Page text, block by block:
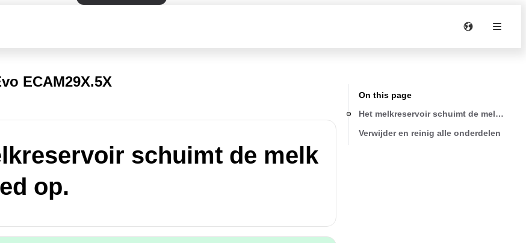
ECAM29X.5X
schuimt de melk
op.
On this page
Het melkreservoir schuimt de melk niet
Verwijder en reinig alle onderdelen